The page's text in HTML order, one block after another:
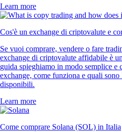
Learn more
Cos'è un exchange di criptovalute e
Se vuoi comprare, vendere o fare
exchange di criptovalute affidabile è
guida spieghiamo in modo semplice e
exchange, come funziona e quali
disponibili.
Learn more
Come comprare Solana (SOL) in Italia